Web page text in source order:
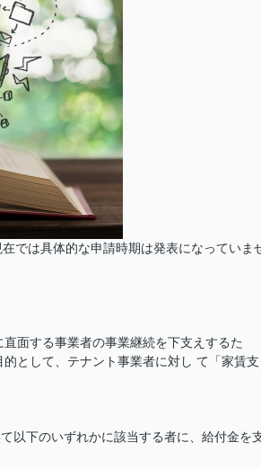
では具体的な申請時期は発表になっていま
面する事業者の事業継続を下支えするた
として、テナント事業者に対し て「家賃支
以下のいずれかに該当する者に、給付金を